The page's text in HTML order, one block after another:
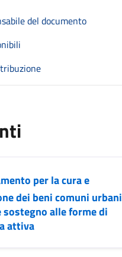
del documento
per la cura e
dei beni comuni urbani
sostegno alle forme di
attiva